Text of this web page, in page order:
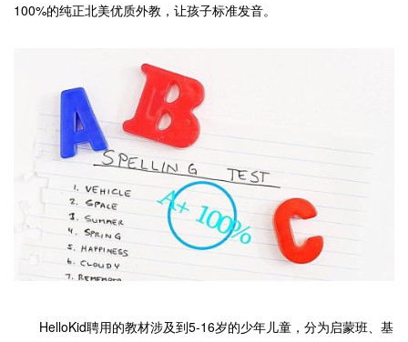
100%的纯正北美优质外教，让孩子标准发音。
HelloKid聘用的教材涉及到5-16岁的少年儿童，分为启蒙班、基